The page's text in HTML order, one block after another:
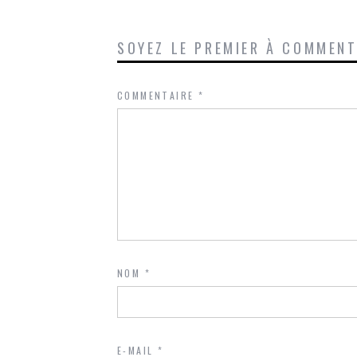
SOYEZ LE PREMIER À
COMMENTAIRE *
NOM *
E-MAIL *